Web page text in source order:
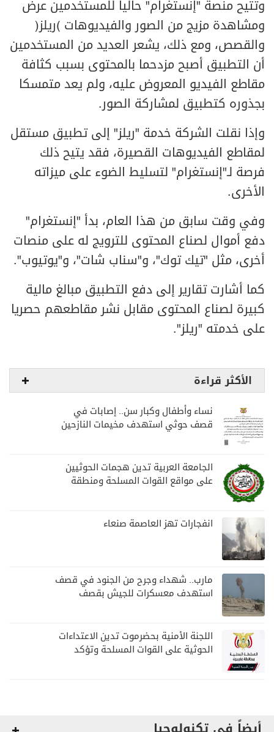
وتتيح منصة "إنستغرام" حاليا للمستخدمين عرض
ومشاهدة مزيج من الصور والفيديوهات (ريلز)
والقصص، ومع ذلك، يشعر العديد من المستخدمين
أن التطبيق أصبح مزدحما بالمحتوى بسبب كثافة
مقاطع الفيديو المعروض عليه، ولم يعد متمسكا
بجذوره كتطبيق لمشاركة الصور.
وإذا نقلت الشركة خدمة "ريلز" إلى تطبيق مستقل
لمقاطع الفيديوهات القصيرة، فقد يتيح ذلك
فرصة لـ"إنستغرام" لتسليط الضوء على ميزاته
الأخرى.
وفي وقت سابق من هذا العام، بدأ "إنستغرام"
دفع أموال لصناع المحتوى للترويج له على منصات
أخرى، مثل "تيك توك"، و"سناب شات"، و"يوتيوب".
كما أشارت تقارير إلى دفع التطبيق مبالغ مالية
كبيرة لصناع المحتوى مقابل نشر مقاطعهم حصريا
على خدمته "ريلز".
الأكثر قراءة
نساء وأطفال وكبار سن.. إصابات في
قصف حوثي استهدف مخيمات النازحين
الجامعة العربية تدين هجمات الحوثيين
على مواقع القوات المسلحة ومنطقة
انفجارات تهز العاصمة صنعاء
مارب.. شهداء وجرح من الجنود في قصف
استهدف معسكرات للجيش بقصف
اللجنة الأمنية بحضرموت تدين الاعتداءات
الحوثية على القوات المسلحة وتؤكد